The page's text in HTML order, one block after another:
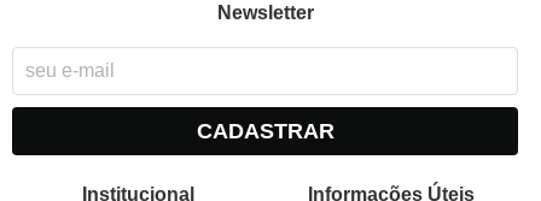
Newsletter
CADASTRAR
Institucional Informações Úteis